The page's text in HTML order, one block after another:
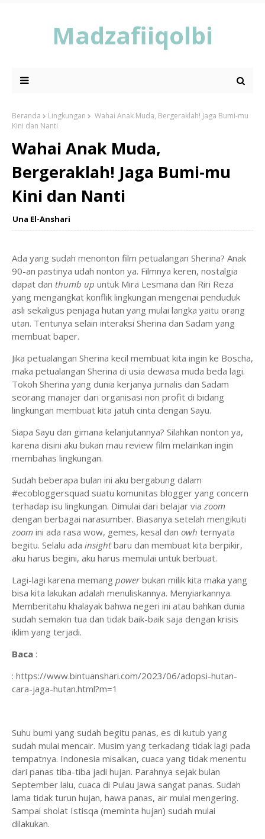
Madzafiiqolbi
Beranda Lingkungan
Wahai Anak Muda, Bergeraklah! Jaga Bumi-mu
Kini dan Nanti
Wahai Anak Muda,
Bergeraklah! Jaga Bumi-mu
Kini dan Nanti
Una El-Anshari
Ada yang sudah menonton film petualangan Sherina? Anak
90-an pastinya udah nonton ya. Filmnya keren, nostalgia
dapat dan thumb up untuk Mira Lesmana dan Riri Reza
yang mengangkat konflik lingkungan mengenai penduduk
asli sekaligus penjaga hutan yang mulai langka yaitu orang
utan. Tentunya selain interaksi Sherina dan Sadam yang
membuat baper.
Jika petualangan Sherina kecil membuat kita ingin ke Boscha,
maka petualangan Sherina di usia dewasa muda beda lagi.
Tokoh Sherina yang dunia kerjanya jurnalis dan Sadam
seorang manajer dari organisasi non profit di bidang
lingkungan membuat kita jatuh cinta dengan Sayu.
Siapa Sayu dan gimana kelanjutannya? Silahkan nonton ya,
karena disini aku bukan mau review film melainkan ingin
membahas lingkungan.
Sudah beberapa bulan ini aku bergabung dalam
#ecobloggersquad suatu komunitas blogger yang concern
terhadap isu lingkungan. Dimulai dari belajar via zoom
dengan berbagai narasumber. Biasanya setelah mengikuti
zoom ini ada rasa wow, gemes, kesal dan owh ternyata
begitu. Selalu ada insightbaru dan membuat kita berpikir,
aku harus begini, aku harus memulai untuk berbuat.
Lagi-lagi karena memang powerbukan milik kita maka yang
bisa kita lakukan adalah menuliskannya. Menyiarkannya.
Memberitahu khalayak bahwa negeri ini atau bahkan dunia
sudah semakin tua dan tidak baik-baik saja dengan krisis
iklim yang terjadi.
Baca :
: https://www.bintuanshari.com/2023/06/adopsi-hutan-
cara-jaga-hutan.html?m=1
Suhu bumi yang sudah begitu panas, es di kutub yang
sudah mulai mencair. Musim yang terkadang tidak lagi pada
tempatnya. Indonesia misalkan, cuaca yang tidak menentu
dari panas tiba-tiba jadi hujan. Parahnya sejak bulan
September lalu, cuaca di Pulau Jawa sangat panas. Sudah
lama tidak turun hujan, hawa panas, air mulai mengering.
Sampai sholat Istisqa (meminta hujan) sudah mulai
dilakukan.